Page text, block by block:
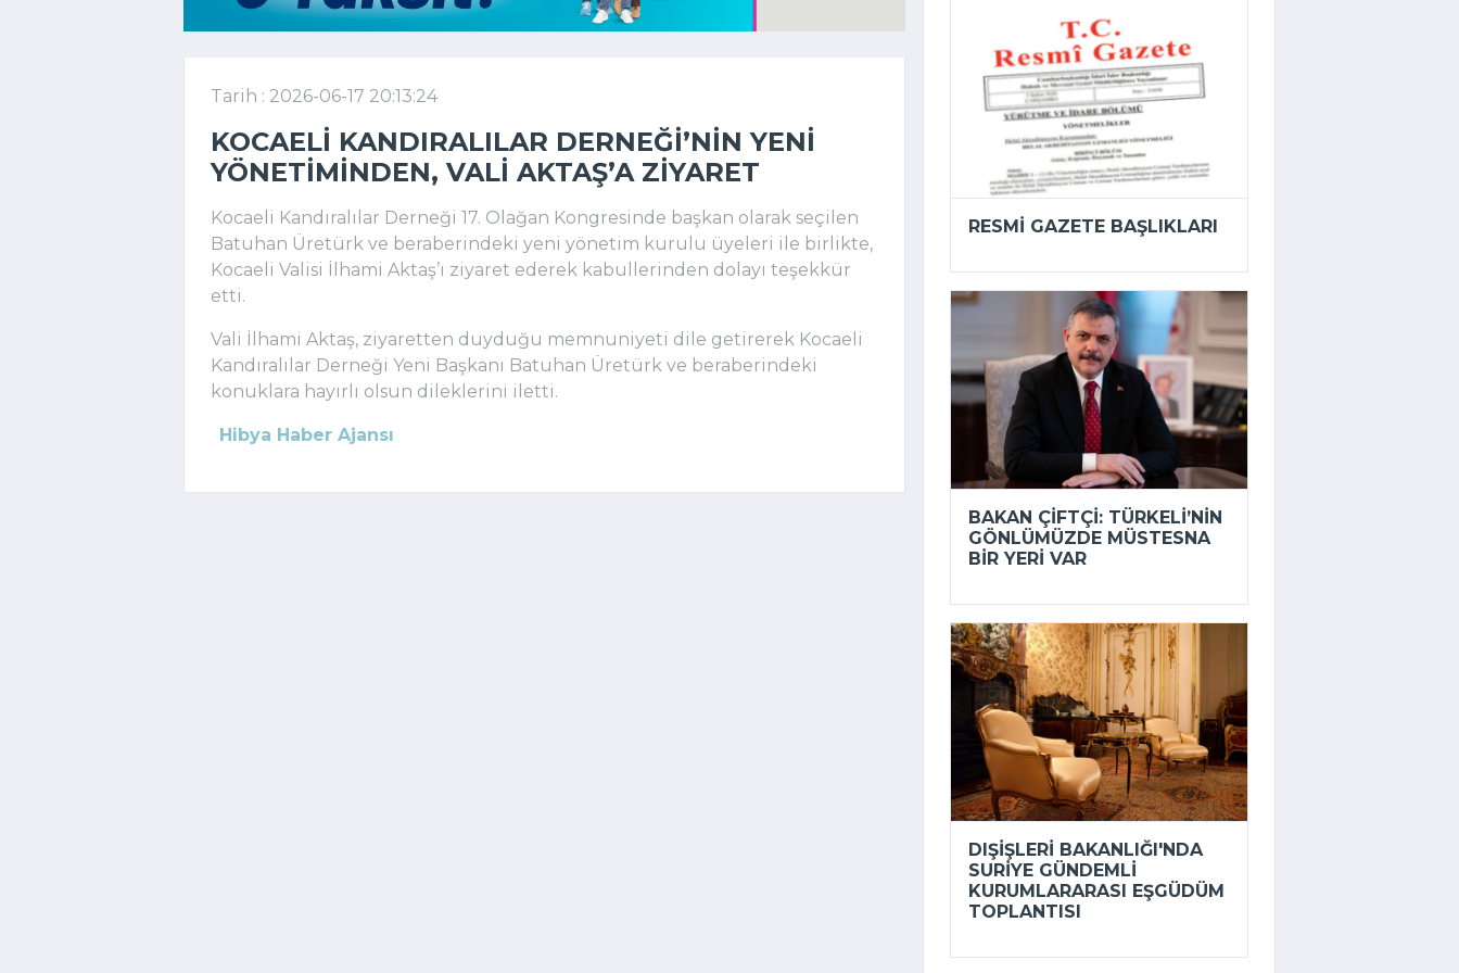
Tarih : 2026-06-17 20:13:24
KOCAELI KANDIRALILAR DERNEĞI’NIN YENI
YÖNETIMINDEN, VALI AKTAŞ’A ZIYARET
Kocaeli Kandıralılar Derneği 17. Olağan Kongresinde başkan olarak seçilen
Batuhan Üretürk ve beraberindeki yeni yönetim kurulu üyeleri ile birlikte,
Kocaeli Valisi İlhami Aktaş’ı ziyaret ederek kabullerinden dolayı teşekkür
etti.
Vali İlhami Aktaş, ziyaretten duyduğu memnuniyeti dile getirerek Kocaeli
Kandıralılar Derneği Yeni Başkanı Batuhan Üretürk ve beraberindeki
konuklara hayırlı olsun dileklerini iletti.
Hibya Haber Ajansı
RESMI GAZETE BAŞLIKLARI
BAKAN ÇIFTÇI: TÜRKELI’NIN
GÖNLÜMÜZDE MÜSTESNA
BIR YERI VAR
DIŞIŞLERI BAKANLIĞI'NDA
SURIYE GÜNDEMLI
KURUMLARARASI EŞGÜDÜM
TOPLANTISI